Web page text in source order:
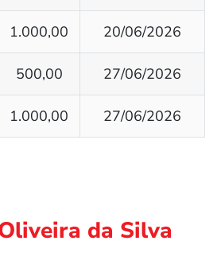
1.000,00 20/06/2026
500,00 27/06/2026
1.000,00 27/06/2026
da Silva